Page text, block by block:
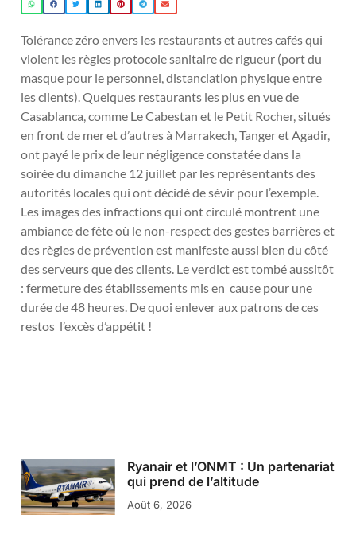
Tolérance zéro envers les restaurants et autres cafés qui
violent les règles protocole sanitaire de rigueur (port du
masque pour le personnel, distanciation physique entre
les clients). Quelques restaurants les plus en vue de
Casablanca, comme Le Cabestan et le Petit Rocher, situés
en front de mer et d’autres à Marrakech, Tanger et Agadir,
ont payé le prix de leur négligence constatée dans la
soirée du dimanche 12 juillet par les représentants des
autorités locales qui ont décidé de sévir pour l’exemple.
Les images des infractions qui ont circulé montrent une
ambiance de fête où le non-respect des gestes barrières et
des règles de prévention est manifeste aussi bien du côté
des serveurs que des clients. Le verdict est tombé aussitôt
: fermeture des établissements mis en cause pour une
durée de 48 heures. De quoi enlever aux patrons de ces
restos l’excès d’appétit !
Ryanair et l’ONMT : Un partenariat
qui prend de l’altitude
Août 6, 2026